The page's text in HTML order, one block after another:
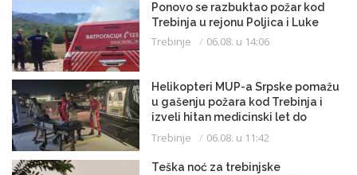
Ponovo se razbuktao požar kod
Trebinja u rejonu Poljica i Luke
Trebinje 06.08. u 14:06
Helikopteri MUP-a Srpske pomažu
u gašenju požara kod Trebinja i
izveli hitan medicinski let do
Beograda
Trebinje 06.08. u 11:42
Teška noć za trebinjske